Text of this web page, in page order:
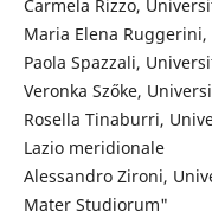
Carmela Rizzo,
Maria Elena
Paola Spazzali,
Veronka Szőke,
Rosella Tinaburri,
Lazio meridionale
Alessandro Zironi,
Mater Studiorum"